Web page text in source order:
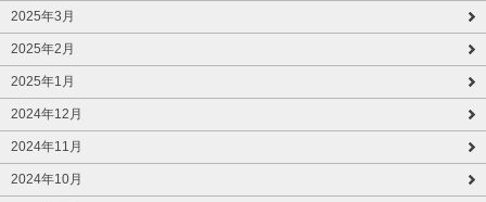
2025年3月
2025年2月
2025年1月
2024年12月
2024年11月
2024年10月